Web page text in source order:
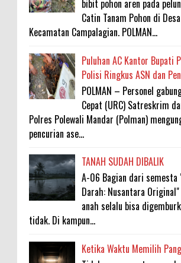
bibit pohon aren pada
Catin Tanam Pohon di
Kecamatan Campalagian. POLMAN...
Puluhan AC Kantor Bupati
Polisi Ringkus ASN dan
POLMAN – Personel
Cepat (URC) Satreskrim
Polres Polewali Mandar (Polman)
pencurian ase...
TANAH SUDAH DIBALIK
A-06 Bagian dari
Darah: Nusantara
anah selalu bisa
tidak. Di kampun...
Ketika Waktu Memilih